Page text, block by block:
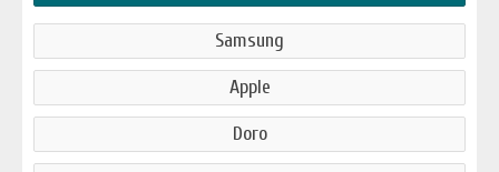
Samsung
Apple
Doro